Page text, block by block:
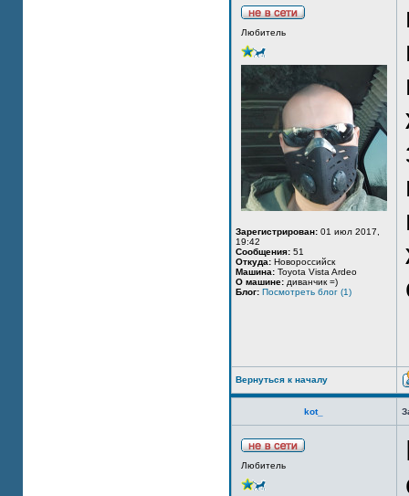
Любитель
Зарегистрирован: 01 июл 2017,
19:42
Сообщения: 51
Откуда: Новороссийск
Машина: Toyota Vista Ardeo
О машине: диванчик =)
Блог: Посмотреть блог (1)
Вернуться к началу
kot_
Любитель